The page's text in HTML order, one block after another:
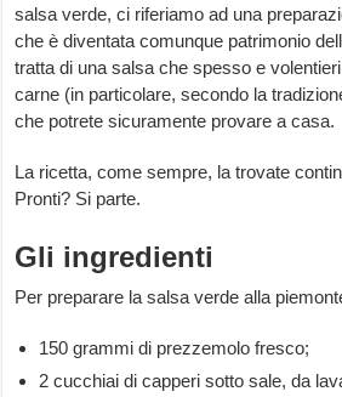
salsa verde, ci riferiamo ad una
che è diventata comunque patrimonio
tratta di una salsa che spesso e
carne (in particolare, secondo la
che potrete sicuramente provare a casa.
La ricetta, come sempre, la trovate
Pronti? Si parte.
Gli ingredienti
Per preparare la salsa verde alla
150 grammi di prezzemolo fresco;
2 cucchiai di capperi sotto sale, da